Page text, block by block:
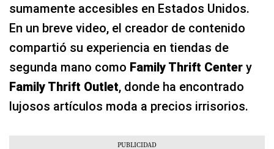
sumamente accesibles en Estados Unidos.
En un breve video, el creador de contenido
compartió su experiencia en tiendas de
segunda mano como Family Thrift Center y
Family Thrift Outlet, donde ha encontrado
lujosos artículos moda a precios irrisorios.